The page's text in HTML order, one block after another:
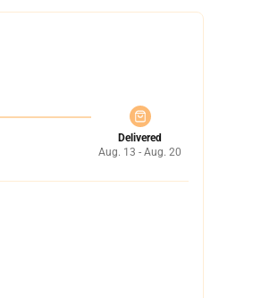
Delivered
Aug. 13 - Aug. 20